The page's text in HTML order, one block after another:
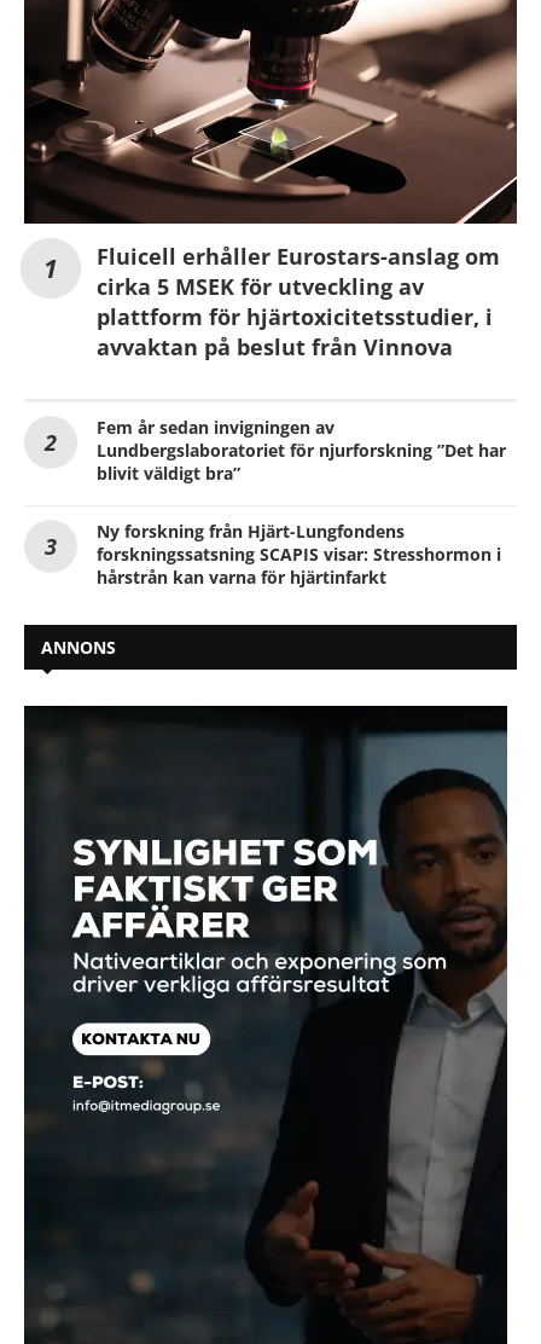
Fluicell erhåller Eurostars-anslag om
cirka 5 MSEK för utveckling av
plattform för hjärtoxicitetsstudier, i
avvaktan på beslut från Vinnova
Fem år sedan invigningen av
Lundbergslaboratoriet för njurforskning ”Det har
blivit väldigt bra”
Ny forskning från Hjärt-Lungfondens
forskningssatsning SCAPIS visar: Stresshormon i
hårstrån kan varna för hjärtinfarkt
ANNONS